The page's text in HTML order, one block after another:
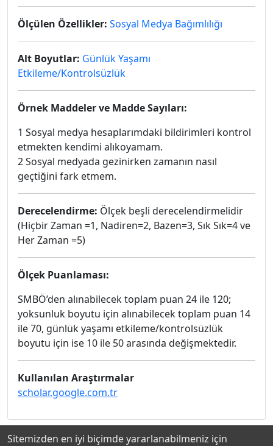
Ölçülen Özellikler: Sosyal Medya Bağımlılığı
Alt Boyutlar: Günlük Yaşamı
Etkileme/Kontrolsüzlük
Örnek Maddeler ve Madde Sayıları:
1 Sosyal medya hesaplarımdaki bildirimleri kontrol
etmekten kendimi alıkoyamam.
2 Sosyal medyada gezinirken zamanın nasıl
geçtiğini fark etmem.
Derecelendirme: Ölçek beşli derecelendirmelidir
(Hiçbir Zaman =1, Nadiren=2, Bazen=3, Sık Sık=4 ve
Her Zaman =5)
Ölçek Puanlaması:
SMBÖ’den alınabilecek toplam puan 24 ile 120;
yoksunluk boyutu için alınabilecek toplam puan 14
ile 70, günlük yaşamı etkileme/kontrolsüzlük
boyutu için ise 10 ile 50 arasında değişmektedir.
Kullanılan Araştırmalar
scholar.google.com.tr
Sitemizden en iyi biçimde yararlanabilmeniz için